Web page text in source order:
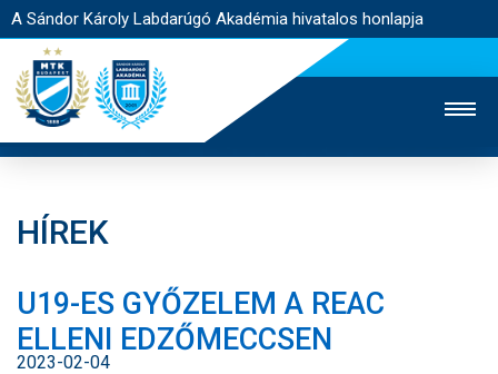
A Sándor Károly Labdarúgó Akadémia hivatalos honlapja
JEGYÉRTÉKESÍTÉS
WEBSHOP
STADION
EGYESÜLET
KAPCSOLAT
HÍREK
U19-ES GYŐZELEM A REAC
ELLENI EDZŐMECCSEN
2023-02-04